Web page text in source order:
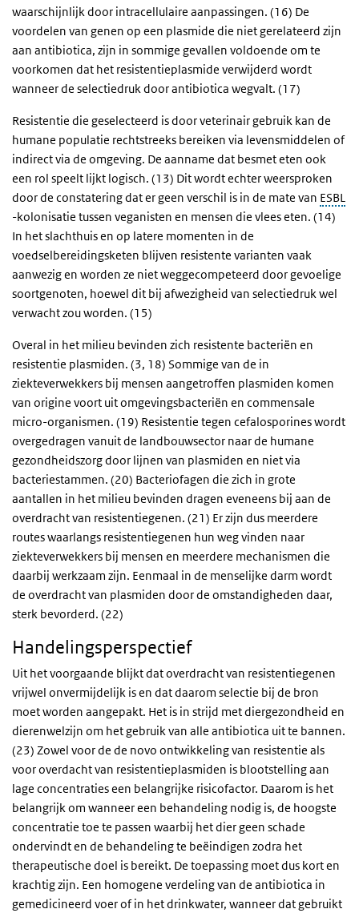
waarschijnlijk door intracellulaire aanpassingen. (16) De
voordelen van genen op een plasmide die niet gerelateerd zijn
aan antibiotica, zijn in sommige gevallen voldoende om te
voorkomen dat het resistentieplasmide verwijderd wordt
wanneer de selectiedruk door antibiotica wegvalt. (17)
Resistentie die geselecteerd is door veterinair gebruik kan de
humane populatie rechtstreeks bereiken via levensmiddelen of
indirect via de omgeving. De aanname dat besmet eten ook
een rol speelt lijkt logisch. (13) Dit wordt echter weersproken
door de constatering dat er geen verschil is in de mate van ESBL
-kolonisatie tussen veganisten en mensen die vlees eten. (14)
In het slachthuis en op latere momenten in de
voedselbereidingsketen blijven resistente varianten vaak
aanwezig en worden ze niet weggecompeteerd door gevoelige
soortgenoten, hoewel dit bij afwezigheid van selectiedruk wel
verwacht zou worden. (15)
Overal in het milieu bevinden zich resistente bacteriën en
resistentie plasmiden. (3, 18) Sommige van de in
ziekteverwekkers bij mensen aangetroffen plasmiden komen
van origine voort uit omgevingsbacteriën en commensale
micro-organismen. (19) Resistentie tegen cefalosporines wordt
overgedragen vanuit de landbouwsector naar de humane
gezondheidszorg door lijnen van plasmiden en niet via
bacteriestammen. (20) Bacteriofagen die zich in grote
aantallen in het milieu bevinden dragen eveneens bij aan de
overdracht van resistentiegenen. (21) Er zijn dus meerdere
routes waarlangs resistentiegenen hun weg vinden naar
ziekteverwekkers bij mensen en meerdere mechanismen die
daarbij werkzaam zijn. Eenmaal in de menselijke darm wordt
de overdracht van plasmiden door de omstandigheden daar,
sterk bevorderd. (22)
Handelingsperspectief
Uit het voorgaande blijkt dat overdracht van resistentiegenen
vrijwel onvermijdelijk is en dat daarom selectie bij de bron
moet worden aangepakt. Het is in strijd met diergezondheid en
dierenwelzijn om het gebruik van alle antibiotica uit te bannen.
(23) Zowel voor de de novo ontwikkeling van resistentie als
voor overdacht van resistentieplasmiden is blootstelling aan
lage concentraties een belangrijke risicofactor. Daarom is het
belangrijk om wanneer een behandeling nodig is, de hoogste
concentratie toe te passen waarbij het dier geen schade
ondervindt en de behandeling te beëindigen zodra het
therapeutische doel is bereikt. De toepassing moet dus kort en
krachtig zijn. Een homogene verdeling van de antibiotica in
gemedicineerd voer of in het drinkwater, wanneer dat gebruikt